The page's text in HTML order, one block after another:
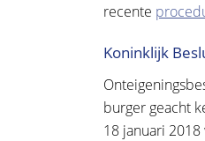
recente
Koninklijk
burger geacht
18 januari